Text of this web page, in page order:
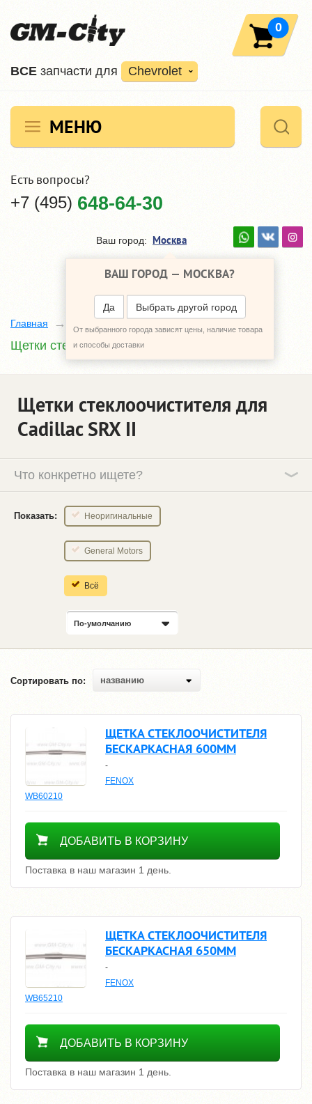
ВCE запчасти для Chevrolet
0
МЕНЮ
Есть вопросы?
+7 (495) 648-64-30
Ваш город: Москва
ВАШ ГОРОД — МОСКВА?
Да Выбрать другой город
От выбранного города зависят цены, наличие товара
и способы доставки
Главная
Щетки стеклоочистителя
Щетки стеклоочистителя для
Cadillac SRX ІІ
Что конкретно ищете?
Показать: Неоригинальные
General Motors
Всё
По-умолчанию
Сортировать по: названию
ЩЕТКА СТЕКЛООЧИСТИТЕЛЯ
БЕСКАРКАСНАЯ 600ММ
-
FENOX
WB60210
400
ДОБАВИТЬ В КОРЗИНУ
Поставка в наш магазин 1 день.
ЩЕТКА СТЕКЛООЧИСТИТЕЛЯ
БЕСКАРКАСНАЯ 650ММ
-
FENOX
WB65210
500
ДОБАВИТЬ В КОРЗИНУ
Поставка в наш магазин 1 день.